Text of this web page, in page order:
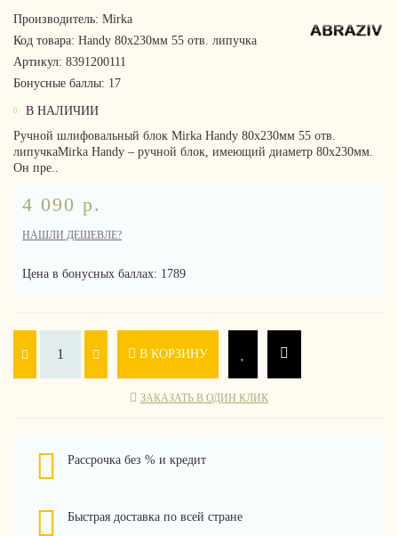
Производитель: Mirka
Код товара: Handy 80х230мм 55 отв. липучка
Артикул: 8391200111
Бонусные баллы: 17
В НАЛИЧИИ
Ручной шлифовальный блок Mirka Handy 80х230мм 55 отв.
липучкаMirka Handy – ручной блок, имеющий диаметр 80х230мм.
Он пре..
4 090 р.
НАШЛИ ДЕШЕВЛЕ?
Цена в бонусных баллах: 1789
В КОРЗИНУ
ЗАКАЗАТЬ В ОДИН КЛИК
Рассрочка без % и кредит
Быстрая доставка по всей стране